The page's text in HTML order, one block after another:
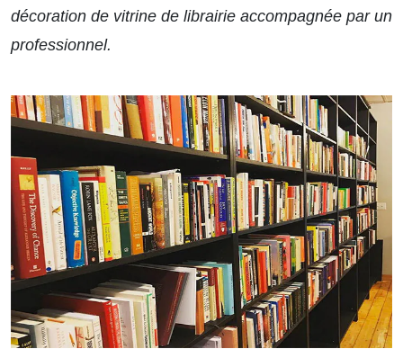
décoration de vitrine de librairie accompagnée par un
professionnel.